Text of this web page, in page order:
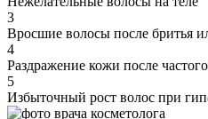
3
Вросшие волосы после бритья
4
Раздражение кожи после
5
Избыточный рост волос при